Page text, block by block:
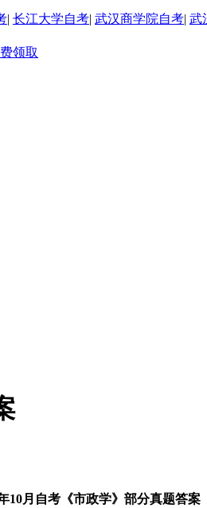
| 长江大学自考| 武汉商学院自考| 武
10月自考《市政学》部分真题答案